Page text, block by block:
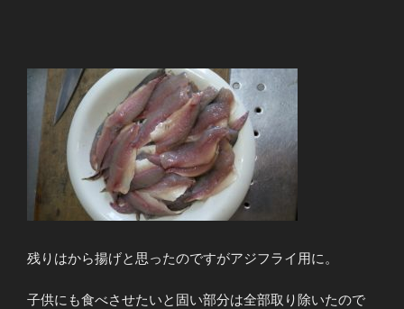
残りはから揚げと思ったのですがアジフライ用に。
子供にも食べさせたいと固い部分は全部取り除いたので